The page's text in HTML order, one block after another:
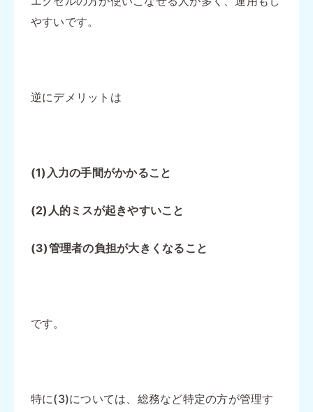
やすいです。
逆にデメリットは
(1)入力の手間がかかること
(2)人的ミスが起きやすいこと
(3)管理者の負担が大きくなること
です。
特に(3)については、総務など特定の方が管理す